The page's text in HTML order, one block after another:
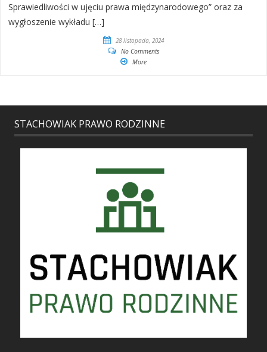
Sprawiedliwości w ujęciu prawa międzynarodowego” oraz za
wygłoszenie wykładu […]
28 listopada, 2024
No Comments
More
STACHOWIAK PRAWO RODZINNE